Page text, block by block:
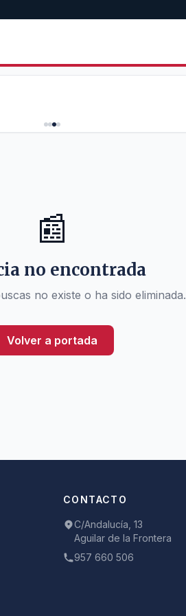
📰
no encontrada
no existe o ha sido eliminada.
Volver a portada
CONTACTO
C/Andalucía, 13
Aguilar de la Frontera
957 660 506